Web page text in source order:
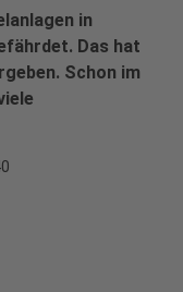
in
Das hat
Schon im